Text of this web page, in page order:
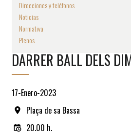
Direcciones y teléfonos
Noticias
Normativa
Plenos
DARRER BALL DELS
17-Enero-2023
Plaça de sa Bassa
20.00 h.